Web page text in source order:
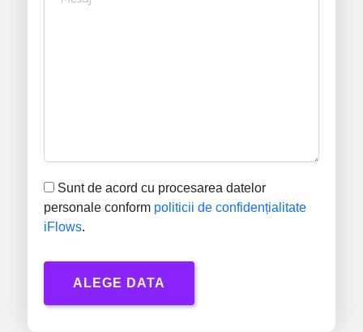
Sunt de acord cu procesarea datelor
personale conform politicii de confidențialitate
iFlows.
ALEGE DATA